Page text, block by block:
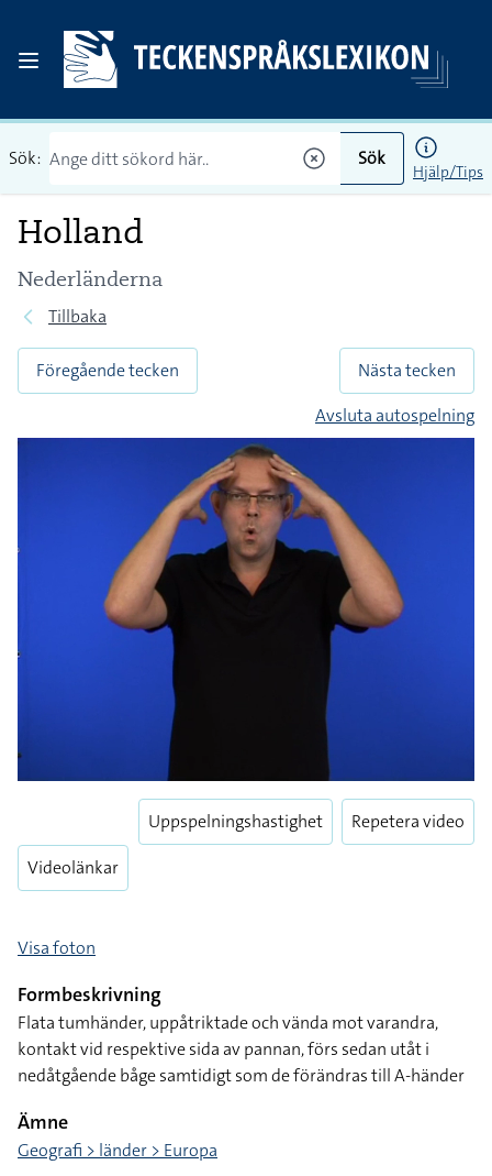
Sök: Sök
Hjälp/Tips
Holland
Nederländerna
Tillbaka
Föregående tecken
Nästa tecken
Avsluta autospelning
Videolänkar
Uppspelningshastighet Repetera video
Visa foton
Formbeskrivning
Flata tumhänder, uppåtriktade och vända mot varandra,
kontakt vid respektive sida av pannan, förs sedan utåt i
nedåtgående båge samtidigt som de förändras till A-händer
Ämne
Geografi > länder > Europa